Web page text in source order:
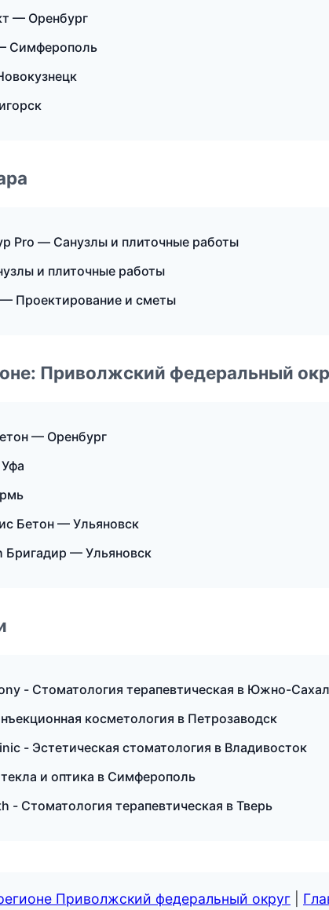
— Оренбург
Симферополь
Pro — Санузлы и плиточные работы
и плиточные работы
Проектирование и сметы
Приволжский федеральный
— Оренбург
Бетон — Ульяновск
Бригадир — Ульяновск
- Стоматология терапевтическая в Южно-
косметология в Петрозаводск
- Эстетическая стоматология в Владивосток
и оптика в Симферополь
- Стоматология терапевтическая в Тверь
Приволжский федеральный округ